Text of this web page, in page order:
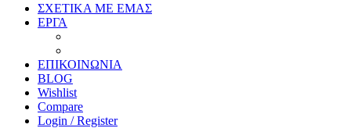
ΣΧΕΤΙΚΑ ΜΕ ΕΜΑΣ
ΕΡΓΑ
ΕΠΙΚΟΙΝΩΝΙΑ
BLOG
Wishlist
Compare
Login / Register